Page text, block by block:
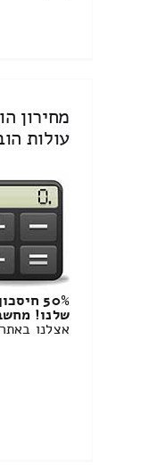
מחירון
עולות
50%
שלנו!
אצלנו